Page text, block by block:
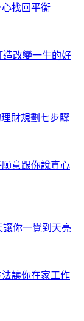
找回平衡
改變一生的好
財規劃七步驟
意跟你說真心
你一覺到天亮
讓你在家工作